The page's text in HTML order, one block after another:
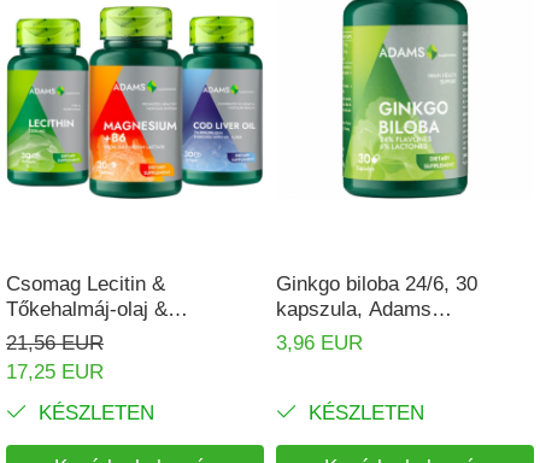
Csomag Lecitin &
Tőkehalmáj-olaj &
Magnézium
21,56 EUR
17,25 EUR
KÉSZLETEN
Ginkgo biloba 24/6, 30
kapszula, Adams
Supplements
3,96 EUR
KÉSZLETEN